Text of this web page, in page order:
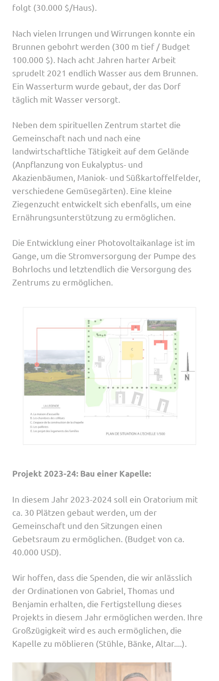
folgt (30.000 $/Haus).
Nach vielen Irrungen und Wirrungen konnte ein
Brunnen gebohrt werden (300 m tief / Budget
100.000 $). Nach acht Jahren harter Arbeit
sprudelt 2021 endlich Wasser aus dem Brunnen.
Ein Wasserturm wurde gebaut, der das Dorf
täglich mit Wasser versorgt.
Neben dem spirituellen Zentrum startet die
Gemeinschaft nach und nach eine
landwirtschaftliche Tätigkeit auf dem Gelände
(Anpflanzung von Eukalyptus- und
Akazienbäumen, Maniok- und Süßkartoffelfelder,
verschiedene Gemüsegärten). Eine kleine
Ziegenzucht entwickelt sich ebenfalls, um eine
Ernährungsunterstützung zu ermöglichen.
Die Entwicklung einer Photovoltaikanlage ist im
Gange, um die Stromversorgung der Pumpe des
Bohrlochs und letztendlich die Versorgung des
Zentrums zu ermöglichen.
Projekt 2023-24: Bau einer Kapelle:
In diesem Jahr 2023-2024 soll ein Oratorium mit
ca. 30 Plätzen gebaut werden, um der
Gemeinschaft und den Sitzungen einen
Gebetsraum zu ermöglichen. (Budget von ca.
40.000 USD).
Wir hoffen, dass die Spenden, die wir anlässlich
der Ordinationen von Gabriel, Thomas und
Benjamin erhalten, die Fertigstellung dieses
Projekts in diesem Jahr ermöglichen werden. Ihre
Großzügigkeit wird es auch ermöglichen, die
Kapelle zu möblieren (Stühle, Bänke, Altar....).